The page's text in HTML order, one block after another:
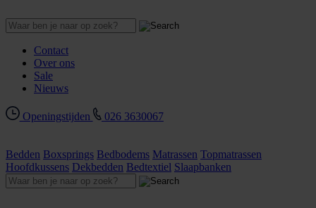
Contact
Over ons
Sale
Nieuws
Openingstijden 026 3630067
Bedden Boxsprings Bedbodems Matrassen Topmatrassen
Hoofdkussens Dekbedden Bedtextiel Slaapbanken